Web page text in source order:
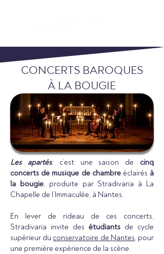
CONCERTS BAROQUES
À LA BOUGIE
Les apartés, c’est une saison de cinq
concerts de musique de chambreéclairés à
la bougie, produite par Stradivaria à La
Chapelle de l’Immaculée, à Nantes.
En lever de rideau de ces concerts,
Stradivaria invite des étudiants de cycle
supérieur du conservatoire de Nantes, pour
une première expérience de la scène.